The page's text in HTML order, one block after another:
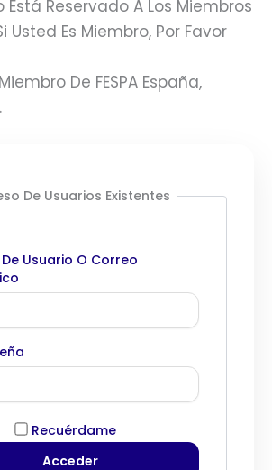
Está Reservado A Los Miembros
Usted Es Miembro, Por Favor
De FESPA España,
.
De Usuarios Existentes
Usuario O Correo
Recuérdame